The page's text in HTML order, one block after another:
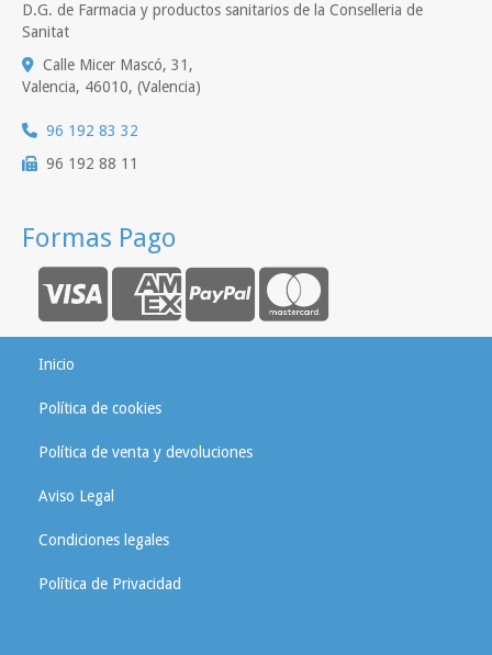
D.G. de Farmacia y productos sanitarios de la Conselleria de
Sanitat
Calle Micer Mascó, 31,
Valencia, 46010, (Valencia)
96 192 83 32
96 192 88 11
Formas Pago
Inicio
Política de cookies
Política de venta y devoluciones
Aviso Legal
Condiciones legales
Política de Privacidad